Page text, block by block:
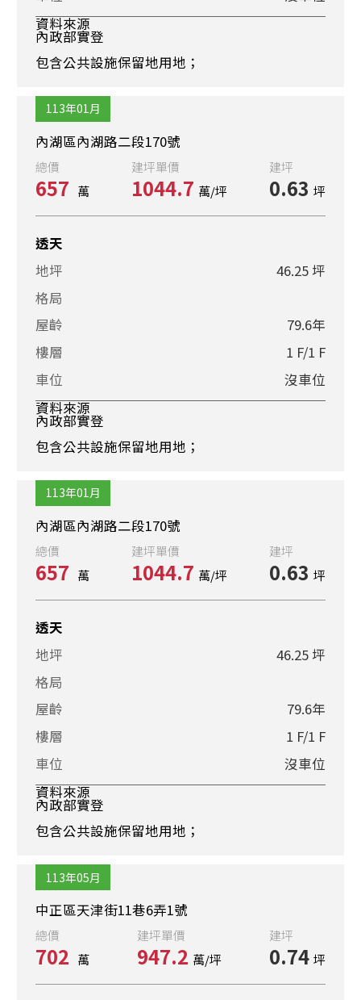
資料來源
內政部實登
包含公共設施保留地用地；
113年01月
內湖區內湖路二段170號
總價
657 萬
建坪單價
1044.7 萬/坪
建坪
0.63 坪
透天
地坪
46.25 坪
格局
屋齡
79.6年
樓層
1 F/1 F
車位
沒車位
資料來源
內政部實登
包含公共設施保留地用地；
113年01月
內湖區內湖路二段170號
總價
657 萬
建坪單價
1044.7 萬/坪
建坪
0.63 坪
透天
地坪
46.25 坪
格局
屋齡
79.6年
樓層
1 F/1 F
車位
沒車位
資料來源
內政部實登
包含公共設施保留地用地；
113年05月
中正區天津街11巷6弄1號
總價
702 萬
建坪單價
947.2 萬/坪
建坪
0.74 坪